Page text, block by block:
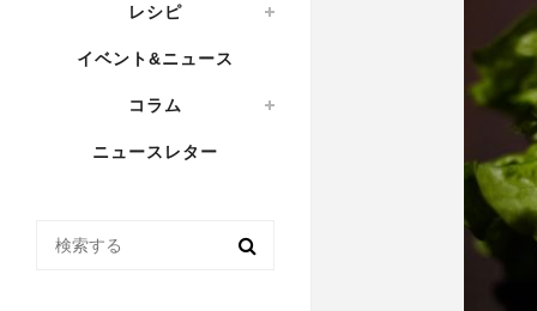
レシピ
イベント&ニュース
コラム
ニュースレター